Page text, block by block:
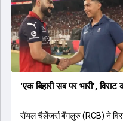
'एक बिहारी सब पर भारी',
रॉयल चैलेंजर्स बेंगलुरु (RCB) ने